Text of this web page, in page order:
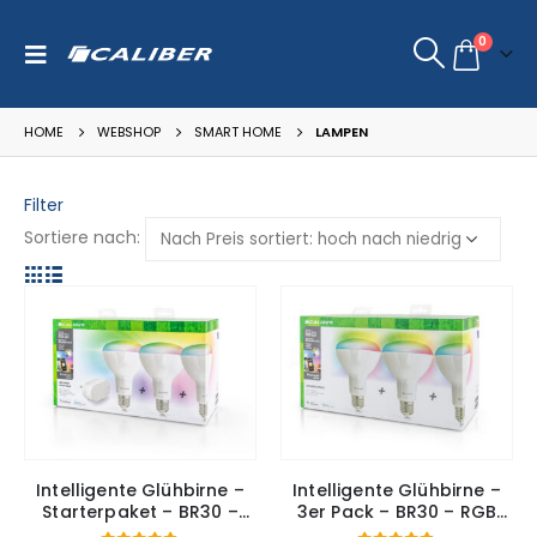
0
HOME WEBSHOP SMART HOME LAMPEN
Filter
Sortiere nach:
Intelligente Glühbirne –
Starterpaket – BR30 –
Intelligente Glühbirne –
3er Pack – BR30 – RGB